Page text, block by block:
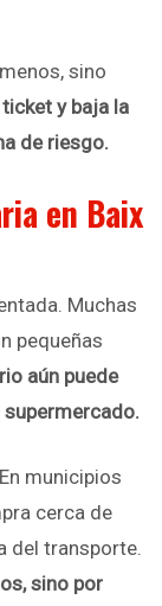
sino
y baja la
de riesgo.
en Baix
Muchas
pequeñas
aún puede
municipios
cerca de
del transporte.
sino por